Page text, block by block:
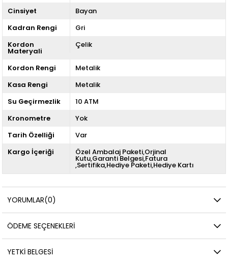
Cinsiyet
Bayan
Kadran Rengi
Gri
Kordon
Materyali
Çelik
Kordon Rengi
Metalik
Kasa Rengi
Metalik
Su Geçirmezlik
10 ATM
Kronometre
Yok
Tarih Özelliği
Var
Kargo İçeriği
Özel Ambalaj Paketi,Orjinal
Kutu,Garanti Belgesi,Fatura
,Sertifika,Hediye Paketi,Hediye Kartı
YORUMLAR(0)
ÖDEME SEÇENEKLERI
YETKİ BELGESİ